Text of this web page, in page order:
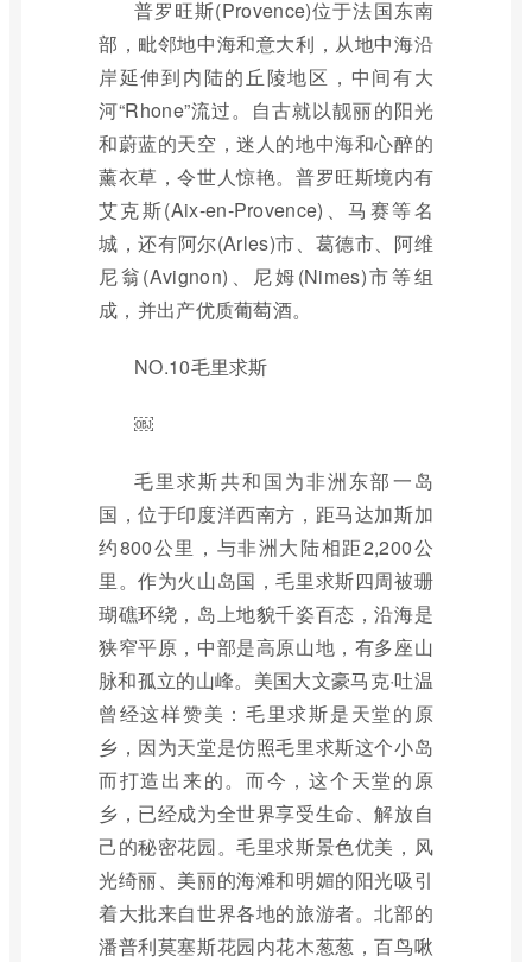
普罗旺斯(Provence)位于法国东南
部，毗邻地中海和意大利，从地中海沿
岸延伸到内陆的丘陵地区，中间有大
河“Rhone”流过。自古就以靓丽的阳光
和蔚蓝的天空，迷人的地中海和心醉的
薰衣草，令世人惊艳。普罗旺斯境内有
艾克斯(Aix-en-Provence)、马赛等名
城，还有阿尔(Arles)市、葛德市、阿维
尼翁(Avignon)、尼姆(Nimes)市等组
成，并出产优质葡萄酒。
NO.10毛里求斯
￼
毛里求斯共和国为非洲东部一岛
国，位于印度洋西南方，距马达加斯加
约800公里，与非洲大陆相距2,200公
里。作为火山岛国，毛里求斯四周被珊
瑚礁环绕，岛上地貌千姿百态，沿海是
狭窄平原，中部是高原山地，有多座山
脉和孤立的山峰。美国大文豪马克·吐温
曾经这样赞美：毛里求斯是天堂的原
乡，因为天堂是仿照毛里求斯这个小岛
而打造出来的。而今，这个天堂的原
乡，已经成为全世界享受生命、解放自
己的秘密花园。毛里求斯景色优美，风
光绮丽、美丽的海滩和明媚的阳光吸引
着大批来自世界各地的旅游者。北部的
潘普利莫塞斯花园内花木葱葱，百鸟啾